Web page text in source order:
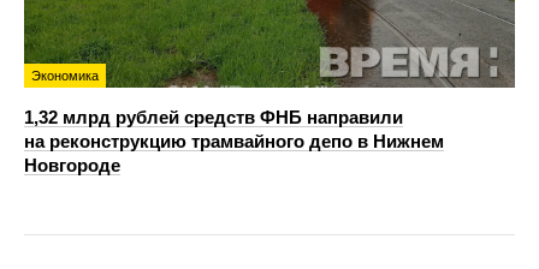
Экономика
1,32 млрд рублей средств ФНБ направили
на реконструкцию трамвайного депо в Нижнем
Новгороде